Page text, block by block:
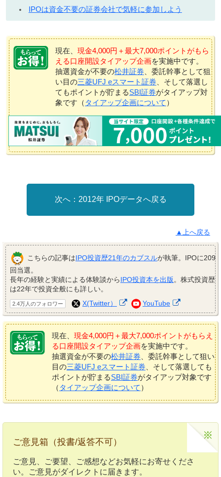
IPOは資金不要の証券会社で気軽に参加しよう
現在、 現金4,000円＋最大7,000ポイントがもら
える口座開設タイアップ企画を実施中です。
抽選資金が不要の松井証券 、委託幹事として狙
い目の三菱UFJ eスマート証券 、そして落選し
てもポイントが貯まるSBI証券がタイアップ対
象です（ タイアップ企画について ）
2012年 IPOデータへ戻る
▲上へ戻る
こちらの記事はIPO投資歴21年のカブスルが執筆。IPOに209
回当選。
長年の経験と実績による体験談からIPO投資本を出版。株式投資歴
は22年で投資全般にも詳しい。
2.4万人のフォロワー X(Twitter） YouTube
現在、 現金4,000円＋最大7,000ポイントがもらえ
る口座開設タイアップ企画を実施中です。
抽選資金が不要の松井証券、委託幹事として狙い
目の三菱UFJ eスマート証券、そして落選しても
ポイントが貯まるSBI証券がタイアップ対象です
（ タイアップ企画について ）
ご意見箱（投書/返答不可）
ご意見、ご要望、ご感想などお気軽にお寄せくださ
い。ご意見がダイレクトに届きます。